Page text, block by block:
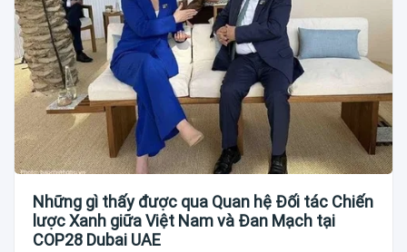
Những gì thấy được qua Quan hệ Đối tác Chiến
lược Xanh giữa Việt Nam và Đan Mạch tại
COP28 Dubai UAE